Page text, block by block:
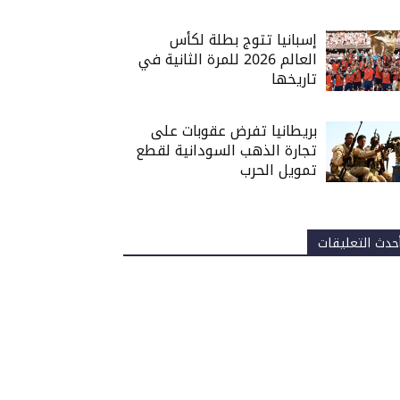
إسبانيا تتوج بطلة لكأس
العالم 2026 للمرة الثانية في
تاريخها
بريطانيا تفرض عقوبات على
تجارة الذهب السودانية لقطع
تمويل الحرب
التعليقات